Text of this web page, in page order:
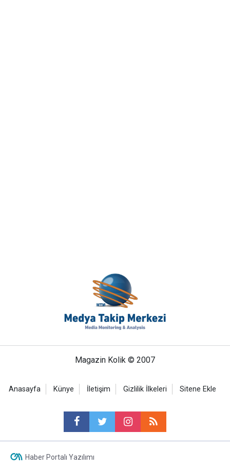
Magazin Kolik © 2007
Anasayfa Künye İletişim Gizlilik İlkeleri Sitene Ekle
Haber Portalı Yazılımı